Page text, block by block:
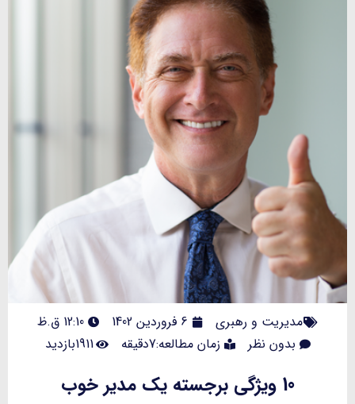
مدیریت و رهبری 6 فروردین 1402
12:10 ق.ظ
بدون نظر
زمان مطالعه:7دقیقه 1911بازدید
10 ویژگی برجسته یک مدیر خوب